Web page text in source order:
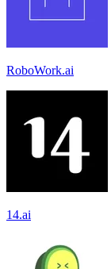
RoboWork.ai
14.ai